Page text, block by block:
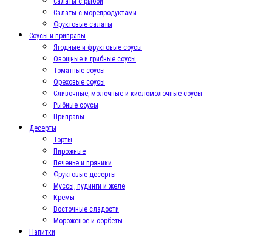
Салаты с морепродуктами
Фруктовые салаты
Соусы и приправы
Ягодные и фруктовые соусы
Овощные и грибные соусы
Томатные соусы
Ореховые соусы
Сливочные, молочные и кисломолочные соусы
Рыбные соусы
Приправы
Десерты
Торты
Пирожные
Печенье и пряники
Фруктовые десерты
Муссы, пудинги и желе
Кремы
Восточные сладости
Мороженое и сорбеты
Напитки